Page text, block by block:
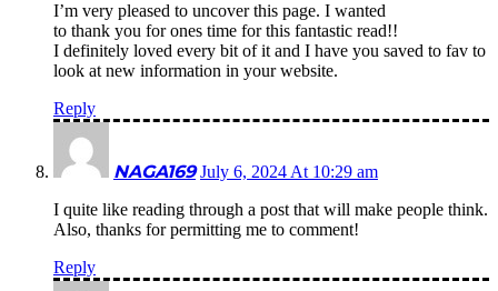
I’m very pleased to uncover this page. I wanted
to thank you for ones time for this fantastic read!!
I definitely loved every bit of it and I have you saved to fav to
look at new information in your website.
Reply
NAGA169 July 6, 2024 At 10:29 am
I quite like reading through a post that will make people think.
Also, thanks for permitting me to comment!
Reply